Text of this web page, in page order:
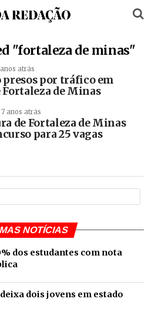
"fortaleza de minas"
atrás
presos por tráfico em
Fortaleza de Minas
7 anos atrás
de Fortaleza de Minas
para 25 vagas
NOTÍCIAS
dos estudantes com nota
dois jovens em estado